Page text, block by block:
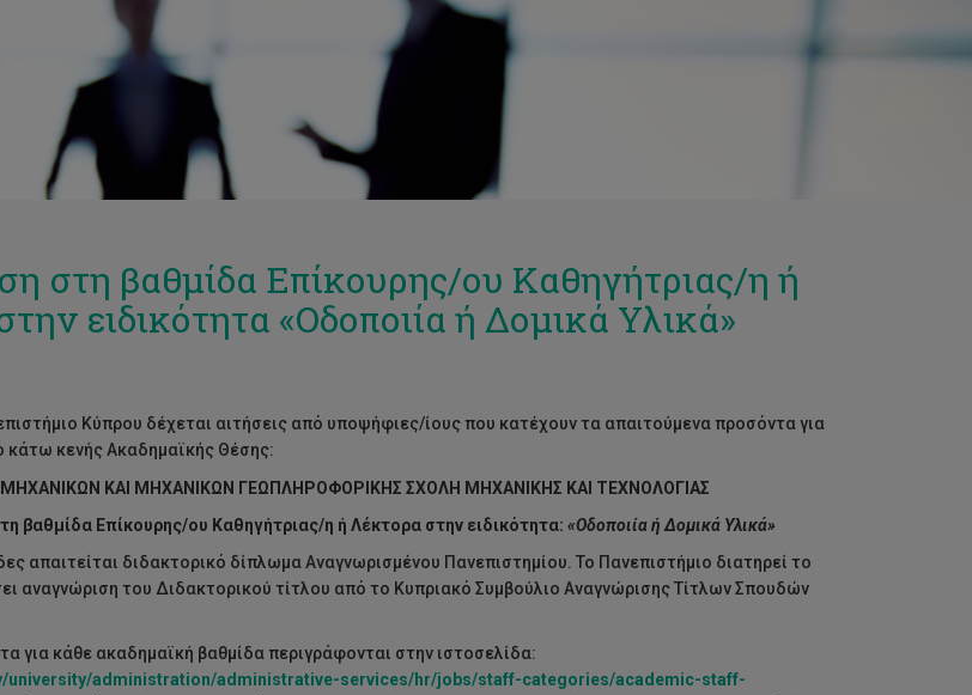
στη βαθμίδα Επίκουρης/ου Καθηγήτριας/η ή
ειδικότητα «Οδοποιία ή Δομικά Υλικά»
Κύπρου δέχεται αιτήσεις από υποψήφιες/ίους που κατέχουν τα απαιτούμενα προσόντα για
κάτω κενής Ακαδημαϊκής Θέσης:
ΚΑΙ ΜΗΧΑΝΙΚΩΝ ΓΕΩΠΛΗΡΟΦΟΡΙΚΗΣ ΣΧΟΛΗ ΜΗΧΑΝΙΚΗΣ ΚΑΙ ΤΕΧΝΟΛΟΓΙΑΣ
βαθμίδα Επίκουρης/ου Καθηγήτριας/η ή Λέκτορα στην ειδικότητα: «Οδοποιία ή Δομικά Υλικά»
απαιτείται διδακτορικό δίπλωμα Αναγνωρισμένου Πανεπιστημίου. Το Πανεπιστήμιο διατηρεί το
αναγνώριση του Διδακτορικού τίτλου από το Κυπριακό Συμβούλιο Αναγνώρισης Τίτλων Σπουδών
για κάθε ακαδημαϊκή βαθμίδα περιγράφονται στην ιστοσελίδα:
university/administration/administrative-services/hr/jobs/staff-categories/academic-staff-